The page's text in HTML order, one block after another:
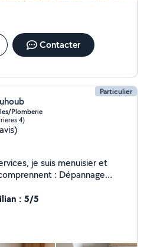
Contacter
Particulier
Plomberie
4)
je suis menuisier et
: Dépannage
Le Nettoyage
: 5/5